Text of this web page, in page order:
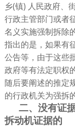
乡(镇) 人民政府、
行政主管部门或者
名义实施强制拆除
指出的是，如果有
公告等，由于这些
政府等有法定职权
随后要阐述的推定
的行政机关为强拆
二、没有证
拆动机证据的